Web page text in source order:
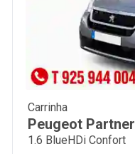
Carrinha
Peugeot Partner
1.6 BlueHDi Confort